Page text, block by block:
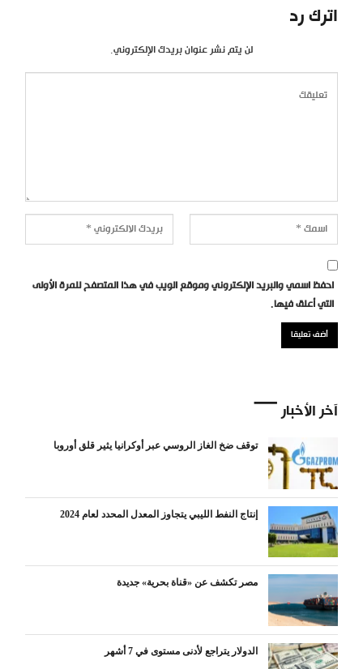
اترك رد
لن يتم نشر عنوان بريدك الإلكتروني.
احفظ اسمي والبريد الإلكتروني وموقع الويب في هذا المتصفح للمرة الأولى
التي أعلق فيها.
آخر الأخبار
توقف ضخ الغاز الروسي عبر أوكرانيا يثير قلق أوروبا
إنتاج النفط الليبي يتجاوز المعدل المحدد لعام 2024
مصر تكشف عن «قناة بحرية» جديدة
الدولار يتراجع لأدنى مستوى في 7 أشهر